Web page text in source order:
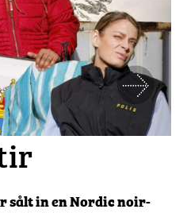
Nästa
sålt in en Nordic noir-